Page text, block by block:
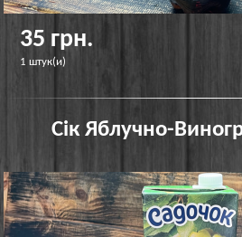
35 грн.
1 штук(и)
Сік Яблучно-